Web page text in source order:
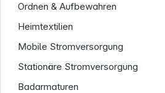
Ordnen & Aufbewahren
Heimtextilien
Mobile Stromversorgung
Stationäre Stromversorgung
Badarmaturen